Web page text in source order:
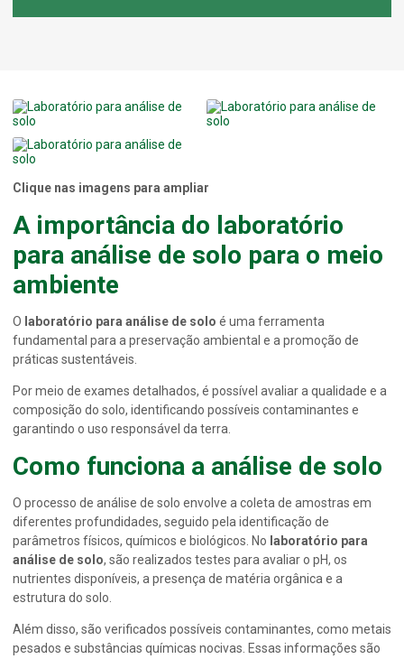
Clique nas imagens para ampliar
A importância do laboratório
para análise de solo para o meio
ambiente
O laboratório para análise de solo é uma ferramenta
fundamental para a preservação ambiental e a promoção de
práticas sustentáveis.
Por meio de exames detalhados, é possível avaliar a qualidade e a
composição do solo, identificando possíveis contaminantes e
garantindo o uso responsável da terra.
Como funciona a análise de solo
O processo de análise de solo envolve a coleta de amostras em
diferentes profundidades, seguido pela identificação de
parâmetros físicos, químicos e biológicos. No laboratório para
análise de solo, são realizados testes para avaliar o pH, os
nutrientes disponíveis, a presença de matéria orgânica e a
estrutura do solo.
Além disso, são verificados possíveis contaminantes, como metais
pesados e substâncias químicas nocivas. Essas informações são